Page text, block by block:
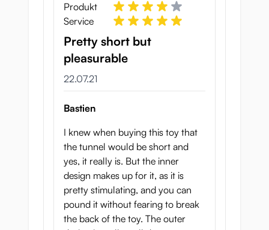
Produkt
Service
Pretty short but
pleasurable
22. Juli 2021
22.07.21
Bastien
I knew when buying this toy that
the tunnel would be short and
yes, it really is. But the inner
design makes up for it, as it is
pretty stimulating, and you can
pound it without fearing to break
the back of the toy. The outer